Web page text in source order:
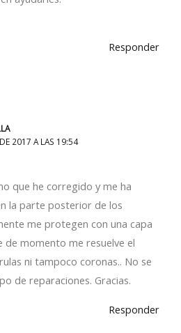
Responder
2017 A LAS 19:54
que he corregido y me ha
la parte posterior de los
me protegen con una capa
de momento me resuelve el
ni tampoco coronas.. No se
de reparaciones. Gracias.
Responder